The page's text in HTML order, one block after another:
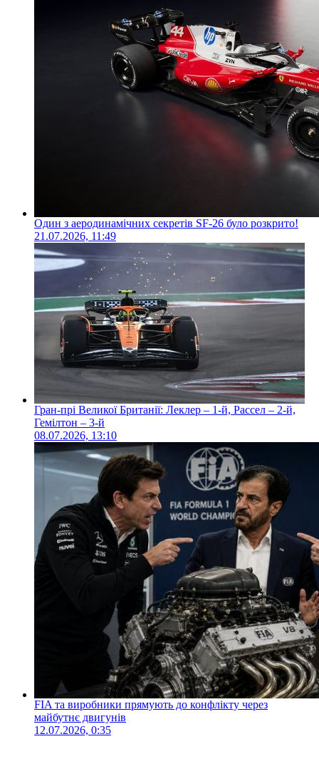
Один з аеродинамічних секретів SF-26 було розкрито!
21.07.2026, 11:49
Гран-прі Великої Британії: Леклер – 1-й, Рассел – 2-й,
Гемілтон – 3-й
08.07.2026, 13:10
FIA та виробники прямують до конфлікту через
майбутнє двигунів
12.07.2026, 0:35